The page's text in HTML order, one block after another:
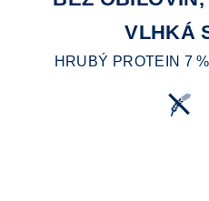
VLHKÁ
HRUBÝ PROTEIN 7